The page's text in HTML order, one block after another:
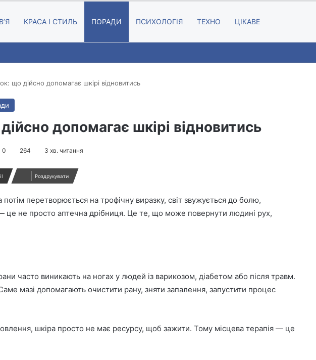
КРАСА І СТИЛЬ ПОРАДИ ПСИХОЛОГІЯ ТЕХНО ЦІКАВЕ
що дійсно допомагає шкірі відновитись
допомагає шкірі відновитись
0 264 3 хв. читання
Роздрукувати
перетворюється на трофічну виразку, світ звужується до болю,
— це не просто аптечна дрібниця. Це те, що може повернути людині рух,
часто виникають на ногах у людей із варикозом, діабетом або після травм.
мазі допомагають очистити рану, зняти запалення, запустити процес
шкіра просто не має ресурсу, щоб зажити. Тому місцева терапія — це